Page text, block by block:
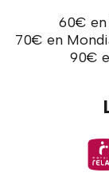
60€ en
70€ en
90€